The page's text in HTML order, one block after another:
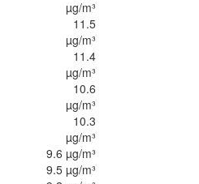
µg/m³
11.5
µg/m³
11.4
µg/m³
10.6
µg/m³
10.3
µg/m³
9.6 µg/m³
9.5 µg/m³